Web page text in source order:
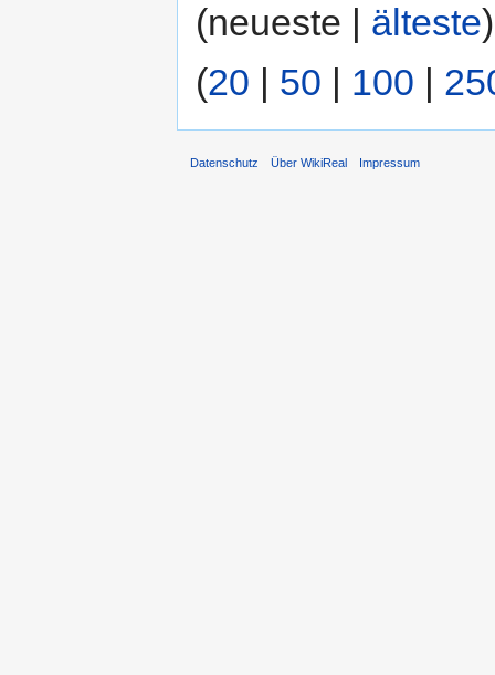
(neueste | älteste
(20 50 100
Datenschutz Über WikiReal Impressum